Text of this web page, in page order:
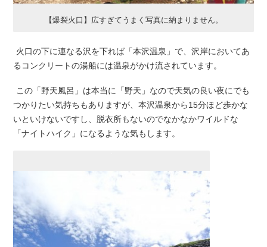
【爆裂火口】広すぎてうまく写真に納まりません。
火口の下に連なる沢を下れば「本沢温泉」で、沢岸においてあ
るコンクリートの湯船には温泉がかけ流されています。
この「野天風呂」は本当に「野天」なので天気の良い夜にでも
つかりたい気持ちもありますが、本沢温泉から15分ほど歩かな
いといけないですし、脱衣所もないのでなかなかワイルドな
「ナイトハイク」になるような気もします。